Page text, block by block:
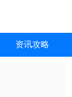
资讯攻略